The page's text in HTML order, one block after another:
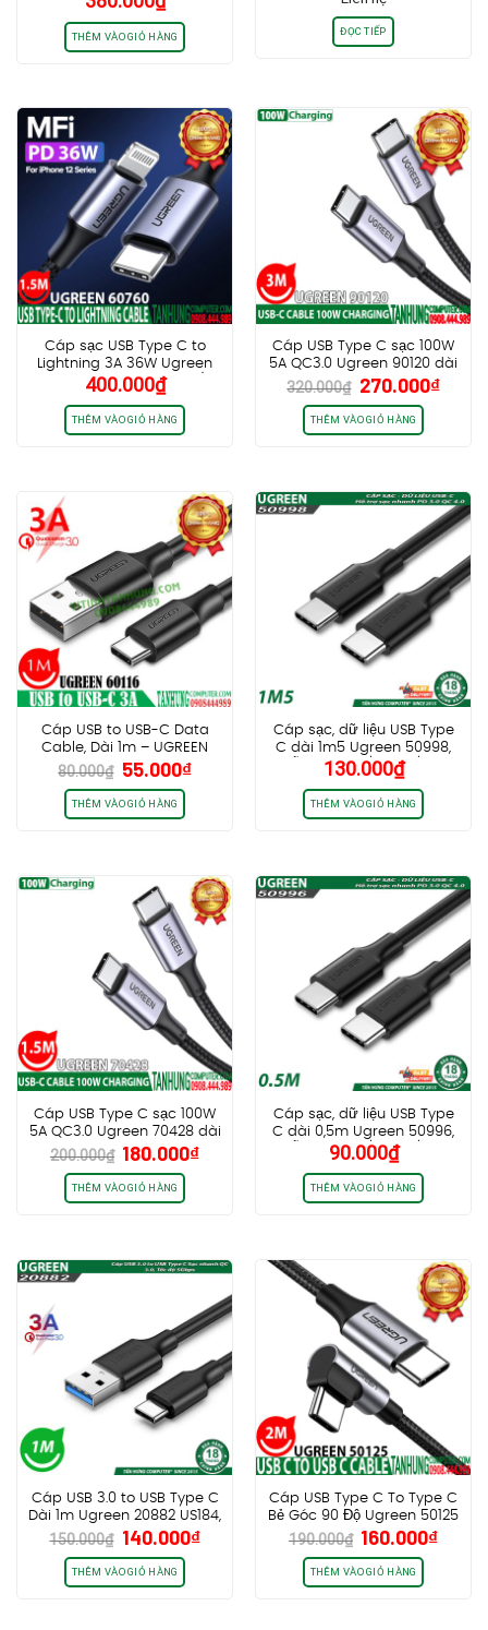
THÊM VÀO GIỎ HÀNG
Nhanh Cao Cấp
ĐỌC TIẾP
Cáp sạc USB Type C to
Lightning 3A 36W Ugreen
60760 Dài 1.5m cao cấp (Vỏ
400.000₫
THÊM VÀO GIỎ HÀNG
Cáp USB Type C sạc 100W
5A QC3.0 Ugreen 90120 dài
3m chính hãng cao cấp
320.000₫ Giá
gốc
là:
320.000₫.
270.000₫Giá
THÊM VÀO GIỎ HÀNG
Cáp USB to USB-C Data
Cable, Dài 1m – UGREEN
60116
80.000₫ Giá
gốc
là:
80.000₫.
55.000₫Giá
THÊM VÀO GIỎ HÀNG
Cáp sạc, dữ liệu USB Type
C dài 1m5 Ugreen 50998,
Hỗ trợ PD3.0/QC4.0/FCP
130.000₫
THÊM VÀO GIỎ HÀNG
Cáp USB Type C sạc 100W
5A QC3.0 Ugreen 70428 dài
1.5m chính hãng cao cấp
200.000₫ Giá
gốc
là:
200.000₫.
180.000₫Giá
THÊM VÀO GIỎ HÀNG
Cáp sạc, dữ liệu USB Type
C dài 0,5m Ugreen 50996,
Hỗ trợ PD3.0/QC4.0/FCP
90.000₫
THÊM VÀO GIỎ HÀNG
Cáp USB 3.0 to USB Type C
Dài 1m Ugreen 20882 US184,
Sạc nhanh QC 3.0, Tốc độ
5Gbps
150.000₫ Giá
gốc
là:
150.000₫.
140.000₫Giá
THÊM VÀO GIỎ HÀNG
Cáp USB Type C To Type C
Bẻ Góc 90 Độ Ugreen 50125
Dài 2M Truyền Dữ Liệu, Sạc
Nhanh Cao Cấp
190.000₫ Giá
gốc
là:
190.000₫.
160.000₫Giá
THÊM VÀO GIỎ HÀNG